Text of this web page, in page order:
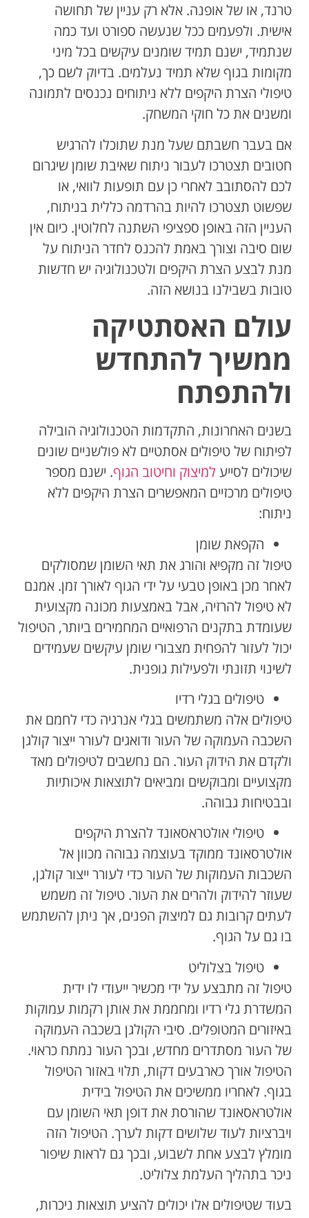
טרנד, או של אופנה. אלא רק עניין של תחושה
אישית. ולפעמים ככל שנעשה ספורט ועד כמה
שנתמיד, ישנם תמיד שומנים עיקשים בכל מיני
מקומות בגוף שלא תמיד נעלמים. בדיוק לשם כך,
טיפולי הצרת היקפים ללא ניתוחים נכנסים לתמונה
ומשנים את כל חוקי המשחק.
אם בעבר חשבתם שעל מנת שתוכלו להרגיש
חטובים תצטרכו לעבור ניתוח שאיבת שומן שיגרום
לכם להסתובב לאחרי כן עם תופעות לוואי, או
שפשוט תצטרכו להיות בהרדמה כללית בניתוח,
העניין הזה באופן ספציפי השתנה לחלוטין. כיום אין
שום סיבה וצורך באמת להכנס לחדר הניתוח על
מנת לבצע הצרת היקפים ולטכנולוגיה יש חדשות
טובות בשבילנו בנושא הזה.
עולם האסתטיקה
ממשיך להתחדש
ולהתפתח
בשנים האחרונות, התקדמות הטכנולוגיה הובילה
לפיתוח של טיפולים אסתטיים לא פולשניים שונים
שיכולים לסייע למיצוק וחיטוב הגוף. ישנם מספר
טיפולים מרכזיים המאפשרים הצרת היקפים ללא
ניתוח:
הקפאת שומן
טיפול זה מקפיא והורג את תאי השומן שמסולקים
לאחר מכן באופן טבעי על ידי הגוף לאורך זמן. אמנם
לא טיפול להרזיה, אבל באמצעות מכונה מקצועית
שעומדת בתקנים הרפואיים המחמירים ביותר, הטיפול
יכול לעזור להפחית מצבורי שומן עיקשים שעמידים
לשינוי תזונתי ולפעילות גופנית.
טיפולים בגלי רדיו
טיפולים אלה משתמשים בגלי אנרגיה כדי לחמם את
השכבה העמוקה של העור ודואגים לעורר ייצור קולגן
ולקדם את הידוק העור. הם נחשבים לטיפולים מאד
מקצועיים ומבוקשים ומביאים לתוצאות איכותיות
ובבטיחות גבוהה.
טיפולי אולטראסאונד להצרת היקפים
אולטרסאונד ממוקד בעוצמה גבוהה מכוון אל
השכבות העמוקות של העור כדי לעורר ייצור קולגן,
שעוזר להידוק ולהרים את העור. טיפול זה משמש
לעתים קרובות גם למיצוק הפנים, אך ניתן להשתמש
בו גם על הגוף.
טיפול בצלוליט
טיפול זה מתבצע על ידי מכשיר ייעודי לו ידית
המשדרת גלי רדיו ומחממת את אותן רקמות עמוקות
באיזורים המטופלים. סיבי הקולגן בשכבה העמוקה
של העור מסתדרים מחדש, ובכך העור נמתח כראוי.
הטיפול אורך כארבעים דקות, תלוי באזור הטיפול
בגוף. לאחריו ממשיכים את הטיפול בידית
אולטראסאונד שהורסת את דופן תאי השומן עם
ויברציות לעוד שלושים דקות לערך. הטיפול הזה
מומלץ לבצע אחת לשבוע, ובכך גם לראות שיפור
ניכר בתהליך העלמת צלוליט.
בעוד שטיפולים אלו יכולים להציע תוצאות ניכרות,